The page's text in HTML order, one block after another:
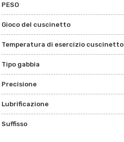
PESO
Gioco del cuscinetto
Temperatura di esercizio cuscinetto
Tipo gabbia
Precisione
Lubrificazione
Suffisso